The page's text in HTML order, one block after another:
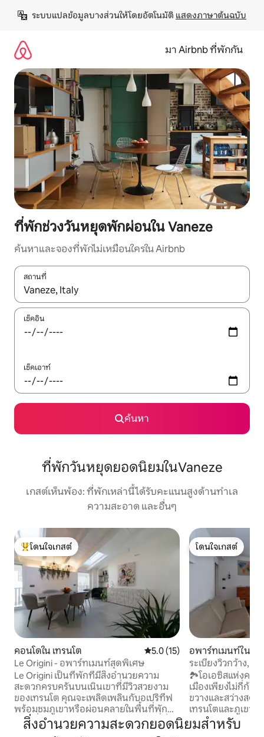
เนื้อหา
ระบบแปลข้อมูลบางส่วนให้โดยอัตโนมัติ แสดงภาษาต้นฉบับ
มา Airbnb ที่พักกัน
ที่พักช่วงวันหยุดพักผ่อนใน Vaneze
ค้นหาและจองที่พักไม่เหมือนใครใน Airbnb
สถานที่
ใช้ลูกศรขึ้นลง หรือใช้การสัมผัสหรือปัด เพื่อสำรวจผลการค้นหา
เช็คอิน
เช็คเอาท์
ค้นหา
ที่พักวันหยุดยอดนิยมในVaneze
เกสต์เห็นพ้อง: ที่พักเหล่านี้ได้รับคะแนนสูงด้านทำเล
ความสะอาด และอื่นๆ
โดนใจเกสต์ที่สุด
โดนใจเกสต์
คอนโดใน เทรนโต คะแนนเฉลี่ย 5.0 จาก 5, 15 รีวิว
5.0 (15)
Le Origini - อพาร์ทเมนท์สุดพิเศษ
Le Origini เป็นที่พักที่มีสิ่งอำนวยความ
สะดวกครบครันบนเนินเขาที่มีวิวสวยงาม
ของเทรนโต คุณจะเพลิดเพลินกับอเปริทีฟ
พร้อมชมภูเขาหรือผ่อนคลายในพื้นที่พัก
ผ่อนที่มีอ่าง Hotspiring ขนาดใหญ่ 4 ที่นั่ง
ซึ่งสามารถจองเพื่อใช้งานแบบส่วนตัวได้
โดนใจเกสต์
โดนใจเกสต์
อพาร์ทเมนท์ใน เต
ระเบียงวิวกว้าง, โ
🏞️โอเอซิสแห่งควา
เมืองเพียงไม่กี่ก้า
ขวางและสว่างสด
เทรนโตและภูเขา
ครอบครัว เดิน 15
รถบัส 5 นาทีถึงใจก
สิ่งอำนวยความสะดวกยอดนิยมสำหรับ